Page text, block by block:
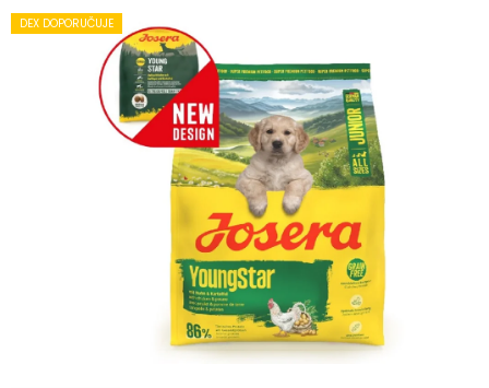
produktu
DEX DOPORUČUJE